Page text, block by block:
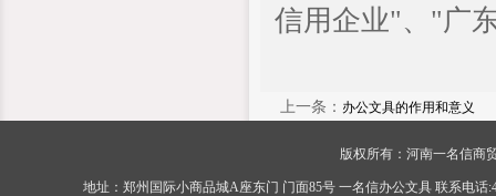
信用企业"、"广
上一条： 办公文具的作用和意义
版权所有：河南一名信商
地址：郑州国际小商品城A座东门 门面85号 一名信办公文具 联系电话